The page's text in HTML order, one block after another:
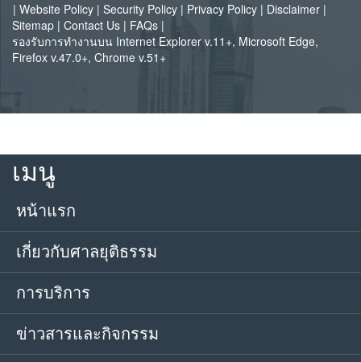
| Website Policy | Security Policy | Privacy Policy | Disclaimer |
Sitemap | Contact Us | FAQs |
รองรับการทำงานบน Internet Explorer v.11+, Microsoft Edge,
Firefox v.47.0+, Chrome v.51+
เมนู
หน้าแรก
เกี่ยวกับศาลยุติธรรม
การบริการ
ข่าวสารและกิจกรรม